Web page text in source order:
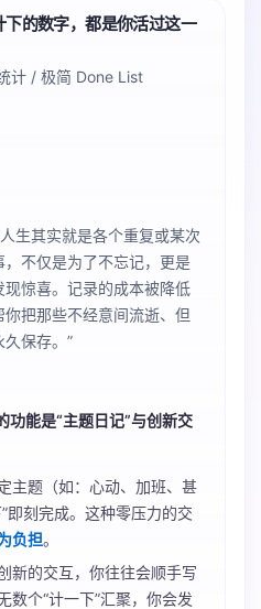
的数字，都是你活过这一
计 / 极简 Done List
人生其实就是各个重复或某次
不仅是为了不忘记，更是
惊喜。记录的成本被降低
把那些不经意间流逝、但
保存。”
功能是“主题日记”与创新交
主题（如：心动、加班、甚
即刻完成。这种零压力的交
负担。
新的交互，你往往会顺手写
数个“计一下”汇聚，你会发